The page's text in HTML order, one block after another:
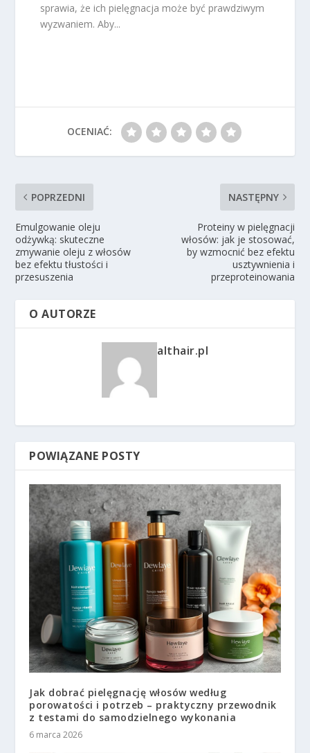
sprawia, że ich pielęgnacja może być prawdziwym
wyzwaniem. Aby...
OCENIAĆ:
POPRZEDNI
Emulgowanie oleju
odżywką: skuteczne
zmywanie oleju z włosów
bez efektu tłustości i
przesuszenia
NASTĘPNY
Proteiny w pielęgnacji
włosów: jak je stosować,
by wzmocnić bez efektu
usztywnienia i
przeproteinowania
O AUTORZE
althair.pl
POWIĄZANE POSTY
Jak dobrać pielęgnację włosów według
porowatości i potrzeb – praktyczny przewodnik
z testami do samodzielnego wykonania
6 marca 2026